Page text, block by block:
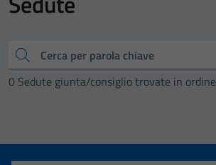
Cerca
0 Sedute giunta/consiglio trovate in